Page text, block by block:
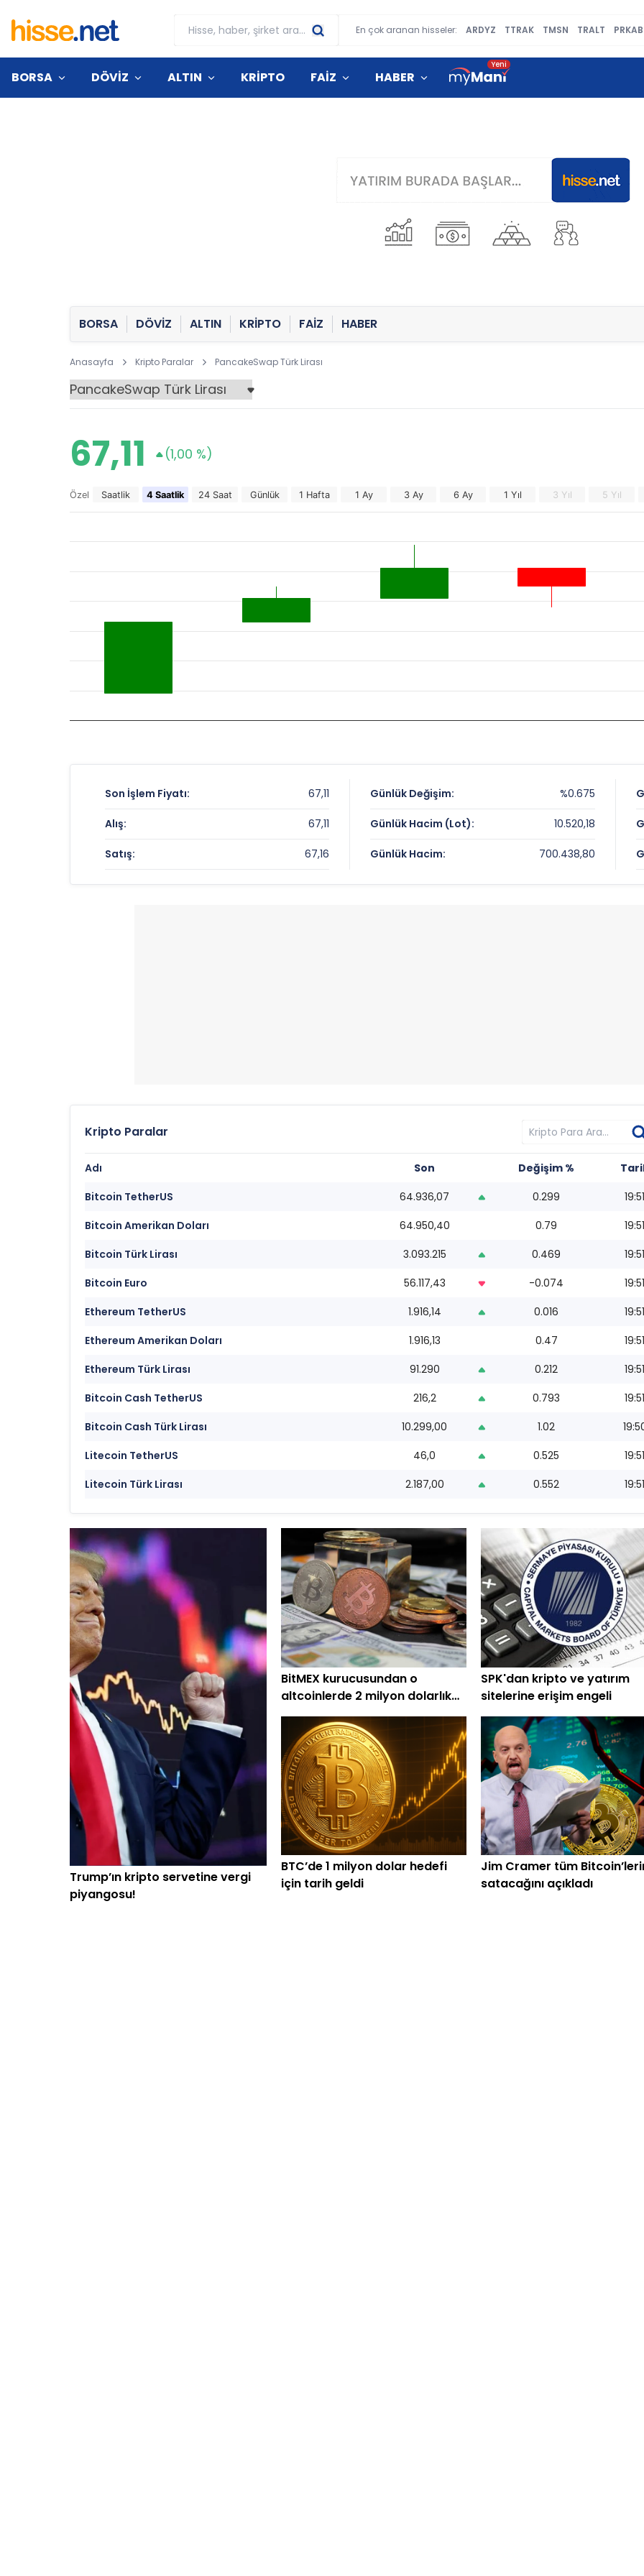
En çok aranan hisseler: ARDYZ TTRAK TMSN TRALT PRKAB
BORSA DÖVİZ ALTIN KRİPTO FAİZ HABER
BORSA DÖVİZ ALTIN KRİPTO FAİZ HABER
Anasayfa Kripto Paralar PancakeSwap Türk Lirası
67,11 (1,00 %)
Özel Saatlik 4 Saatlik 24 Saat Günlük 1 Hafta 1 Ay 3 Ay 6 Ay 1 Yıl 3 Yıl 5 Yıl
Son İşlem Fiyatı: 67,11
Alış: 67,11
Satış: 67,16
Günlük Değişim: %0.675
Günlük Hacim (Lot): 10.520,18
Günlük Hacim: 700.438,80
Kripto Paralar
Adı Son Değişim %
Bitcoin TetherUS
64.936,07 0.299
19:51
Bitcoin Amerikan Doları
64.950,40 0.79
19:51
Bitcoin Türk Lirası
3.093.215 0.469
19:51
Bitcoin Euro
56.117,43 -0.074
19:51
Ethereum TetherUS
1.916,14 0.016
19:51
Ethereum Amerikan Doları
1.916,13 0.47
19:51
Ethereum Türk Lirası
91.290 0.212
19:51
Bitcoin Cash TetherUS
216,2 0.793
19:51
Bitcoin Cash Türk Lirası
10.299,00 1.02
Litecoin TetherUS
46,0 0.525
19:51
Litecoin Türk Lirası
2.187,00 0.552 19:51
Trump’ın kripto servetine vergi
piyangosu!
BitMEX kurucusundan o
altcoinlerde 2 milyon dolarlık
alım
SPK'dan kripto ve yatırım
sitelerine erişim engeli
BTC’de 1 milyon dolar hedefi
için tarih geldi
Jim Cramer tüm
satacağını açıkladı